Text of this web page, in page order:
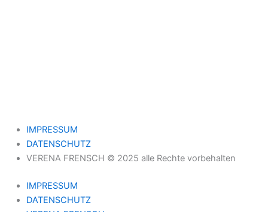
IMPRESSUM
DATENSCHUTZ
VERENA FRENSCH © 2025 alle Rechte vorbehalten
IMPRESSUM
DATENSCHUTZ